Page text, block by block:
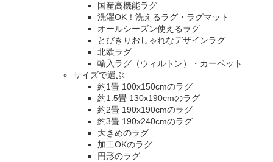
国産高機能ラグ
洗濯OK！洗えるラグ・ラグマット
オールシーズン使えるラグ
とびきりおしゃれなデザインラグ
北欧ラグ
輸入ラグ（ウィルトン）・カーペット
サイズで選ぶ
約1畳 100x150cmのラグ
約1.5畳 130x190cmのラグ
約2畳 190x190cmのラグ
約3畳 190x240cmのラグ
大きめのラグ
加工OKのラグ
円形のラグ